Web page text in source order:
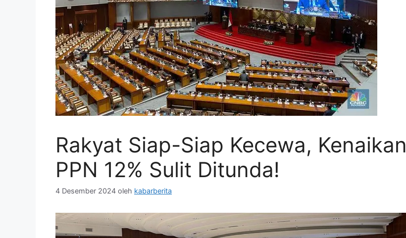
Rakyat Siap-Siap Kecewa, Kenaikan
PPN 12% Sulit Ditunda!
4 Desember 2024 oleh kabarberita